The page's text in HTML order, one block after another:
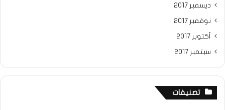
ديسمبر 2017
نوفمبر 2017
أكتوبر 2017
سبتمبر 2017
تصنيفات